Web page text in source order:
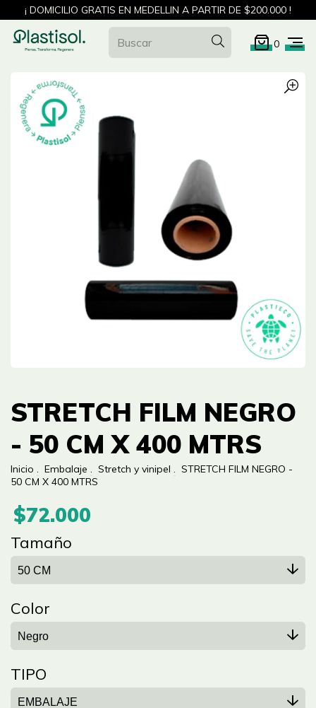
¡ DOMICILIO GRATIS EN MEDELLIN A PARTIR DE $200.000 !
0
STRETCH FILM NEGRO
- 50 CM X 400 MTRS
Inicio . Embalaje . Stretch y vinipel . STRETCH FILM NEGRO -
50 CM X 400 MTRS
$72.000
Tamaño
Color
TIPO